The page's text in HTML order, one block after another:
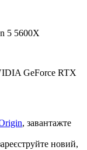
5 5600X
GeForce RTX
, завантажте
новий,